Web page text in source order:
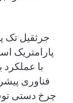
جرثقیل تک
پارامتریک
فناوری
چرخ دستی